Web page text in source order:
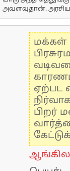
அவளவுதான்.
மக்கள்
ஏற்பட
பிறர்